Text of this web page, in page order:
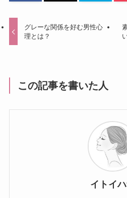
グレーな関係を好む男性心
理とは？
この記事を書いた人
イトイ